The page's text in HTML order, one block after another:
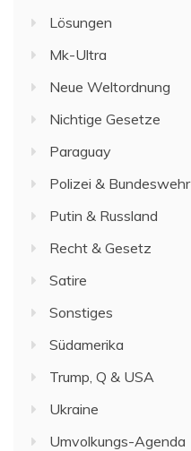
Lösungen
Mk-Ultra
Neue Weltordnung
Nichtige Gesetze
Paraguay
Polizei & Bundeswehr
Putin & Russland
Recht & Gesetz
Satire
Sonstiges
Südamerika
Trump, Q & USA
Ukraine
Umvolkungs-Agenda